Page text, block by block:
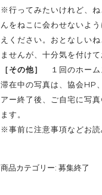
※行ってみたいけれど、
んをねこに会わせないよ
えください。おとなしい
ませんが、十分気を付け
［その他］
１回のホーム
滞在中の写真は、協会HP
アー終了後、ご自宅に写
ます。
※事前に注意事項などお
商品カテゴリー:募集終了